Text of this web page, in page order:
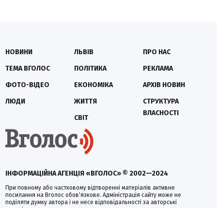
ІНФОРМАЦІЙНА АГЕНЦІЯ «ВГОЛОС» © 2002—2024
При повному або частковому відтворенні матеріалів активне
посилання на Вголос обов'язкове. Адміністрація сайту може не
поділяти думку автора і не несе відповідальності за авторські
НОВИНИ
ТЕМА ВГОЛОС
ФОТО-ВІДЕО
ЛЮДИ
ЛЬВІВ
ПОЛІТИКА
ЕКОНОМІКА
ЖИТТЯ
СВІТ
ПРО НАС
РЕКЛАМА
АРХІВ НОВИН
СТРУКТУРА
ВЛАСНОСТІ